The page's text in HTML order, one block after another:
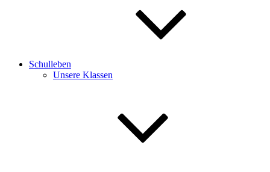
Schulleben
Unsere Klassen